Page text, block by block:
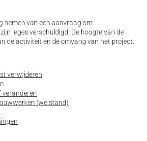
nemen van een aanvraag om
leges verschuldigd. De hoogte van de
de activiteit en de omvang van het project.
verwijderen
veranderen
(welstand)